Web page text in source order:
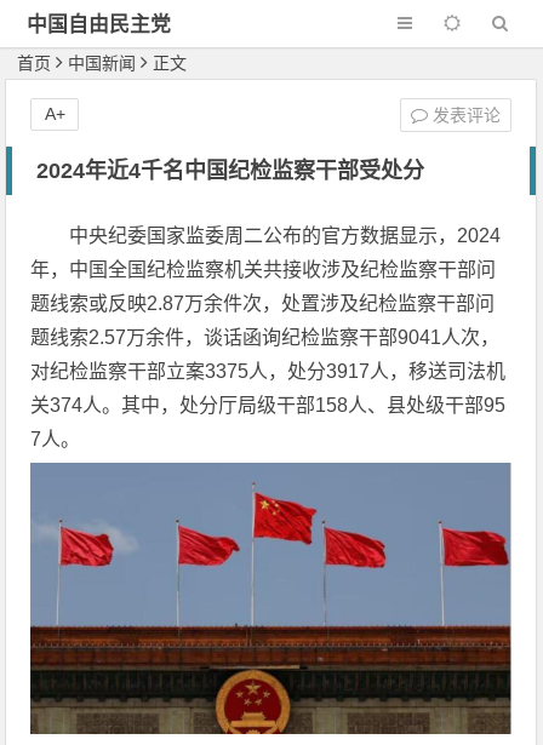
中国自由民主党
首页 中国新闻 正文
2024年近4千名中国纪检监察干部受处分
中央纪委国家监委周二公布的官方数据显示，2024
年，中国全国纪检监察机关共接收涉及纪检监察干部问
题线索或反映2.87万余件次，处置涉及纪检监察干部问
题线索2.57万余件，谈话函询纪检监察干部9041人次，
对纪检监察干部立案3375人，处分3917人，移送司法机
关374人。其中，处分厅局级干部158人、县处级干部95
7人。
发表评论
A+